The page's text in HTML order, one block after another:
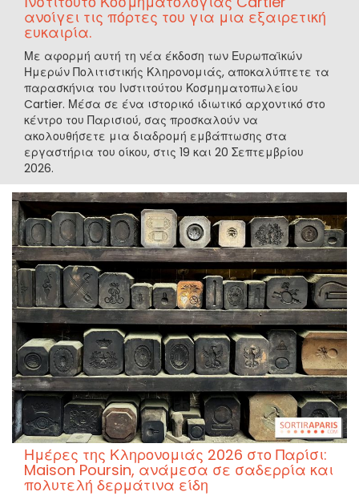
ανοίγει τις πόρτες του για μια εξαιρετική
ευκαιρία.
Με αφορμή αυτή τη νέα έκδοση των Ευρωπαϊκών
Ημερών Πολιτιστικής Κληρονομιάς, αποκαλύπτετε τα
παρασκήνια του Ινστιτούτου Κοσμηματοπωλείου
Cartier. Μέσα σε ένα ιστορικό ιδιωτικό αρχοντικό στο
κέντρο του Παρισιού, σας προσκαλούν να
ακολουθήσετε μια διαδρομή εμβάπτωσης στα
εργαστήρια του οίκου, στις 19 και 20 Σεπτεμβρίου
2026.
Ημέρες της Κληρονομιάς 2026 στο Παρίσι:
Maison Poursin, ανάμεσα σε σαδερρία και
πολυτελή δερμάτινα είδη